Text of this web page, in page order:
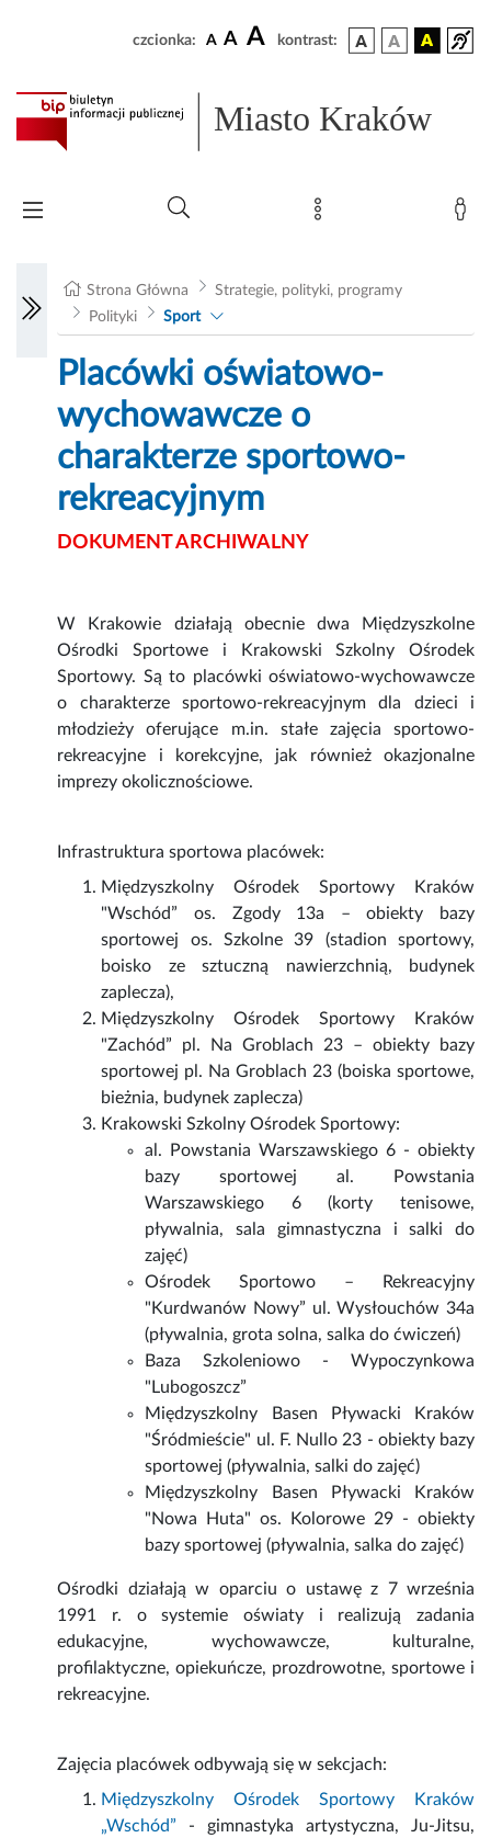
czcionka: A A A kontrast:
Miasto Kraków
Strona Główna
Strategie, polityki, programy
Polityki
Sport
Placówki oświatowo-
wychowawcze o
charakterze sportowo-
rekreacyjnym
DOKUMENT ARCHIWALNY
W Krakowie działają obecnie dwa Międzyszkolne
Ośrodki Sportowe i Krakowski Szkolny Ośrodek
Sportowy. Są to placówki oświatowo-wychowawcze
o charakterze sportowo-rekreacyjnym dla dzieci i
młodzieży oferujące m.in. stałe zajęcia sportowo-
rekreacyjne i korekcyjne, jak również okazjonalne
imprezy okolicznościowe.
Infrastruktura sportowa placówek:
Międzyszkolny Ośrodek Sportowy Kraków
"Wschód” os. Zgody 13a – obiekty bazy
sportowej os. Szkolne 39 (stadion sportowy,
boisko ze sztuczną nawierzchnią, budynek
zaplecza),
Międzyszkolny Ośrodek Sportowy Kraków
"Zachód” pl. Na Groblach 23 – obiekty bazy
sportowej pl. Na Groblach 23 (boiska sportowe,
bieżnia, budynek zaplecza)
Krakowski Szkolny Ośrodek Sportowy:
al. Powstania Warszawskiego 6 - obiekty
bazy sportowej al. Powstania
Warszawskiego 6 (korty tenisowe,
pływalnia, sala gimnastyczna i salki do
zajęć)
Ośrodek Sportowo – Rekreacyjny
"Kurdwanów Nowy” ul. Wysłouchów 34a
(pływalnia, grota solna, salka do ćwiczeń)
Baza Szkoleniowo - Wypoczynkowa
"Lubogoszcz”
Międzyszkolny Basen Pływacki Kraków
"Śródmieście" ul. F. Nullo 23 - obiekty bazy
sportowej (pływalnia, salki do zajęć)
Międzyszkolny Basen Pływacki Kraków
"Nowa Huta" os. Kolorowe 29 - obiekty
bazy sportowej (pływalnia, salka do zajęć)
Ośrodki działają w oparciu o ustawę z 7 września
1991 r. o systemie oświaty i realizują zadania
edukacyjne, wychowawcze, kulturalne,
profilaktyczne, opiekuńcze, prozdrowotne, sportowe i
rekreacyjne.
Zajęcia placówek odbywają się w sekcjach:
Międzyszkolny Ośrodek Sportowy Kraków
„Wschód” - gimnastyka artystyczna, Ju-Jitsu,